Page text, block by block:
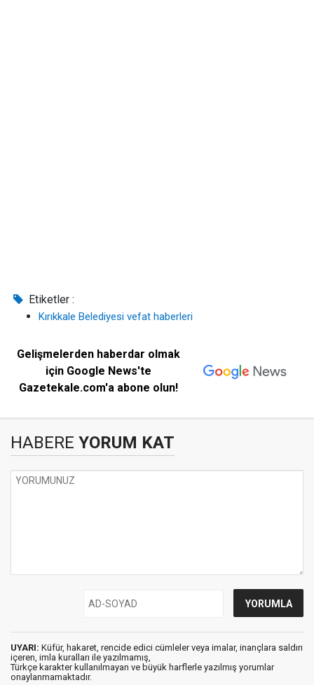
Etiketler :
Kırıkkale Belediyesi vefat haberleri
Gelişmelerden haberdar olmak
için Google News'te
Gazetekale.com'a abone olun!
HABERE YORUM KAT
UYARI: Küfür, hakaret, rencide edici cümleler veya imalar, inançlara saldırı
içeren, imla kuralları ile yazılmamış,
Türkçe karakter kullanılmayan ve büyük harflerle yazılmış yorumlar
onaylanmamaktadır.